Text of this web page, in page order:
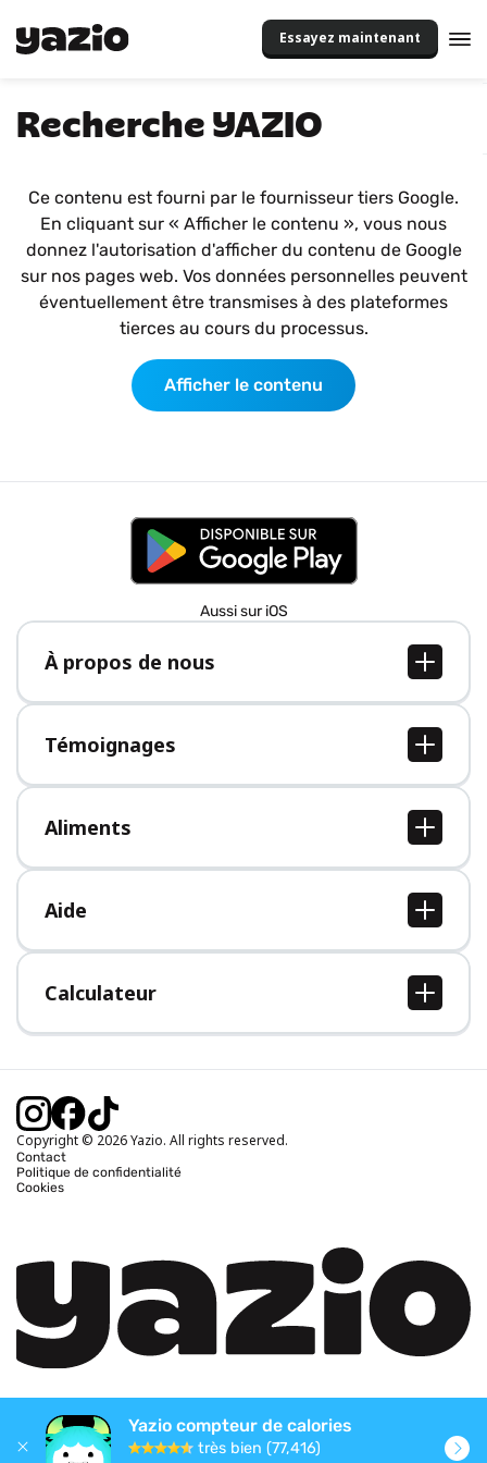
Essayez maintenant
Recherche YAZIO
Ce contenu est fourni par le fournisseur tiers Google.
En cliquant sur « Afficher le contenu », vous nous
donnez l'autorisation d'afficher du contenu de Google
sur nos pages web. Vos données personnelles peuvent
éventuellement être transmises à des plateformes
tierces au cours du processus.
Afficher le contenu
Aussi sur iOS
À propos de nous
À propos de nous
Postes
Presse
Témoignages
Tous les témoignages
Aliments
Tous les aliments
Aide
Centre d'aide
Calculateur
Calcul IMC
Calcul poids idéal
Calcul calories brûlées
Copyright © 2026 Yazio. All rights reserved.
Contact
Politique de confidentialité
Cookies
Yazio compteur de calories
très bien (77,416)